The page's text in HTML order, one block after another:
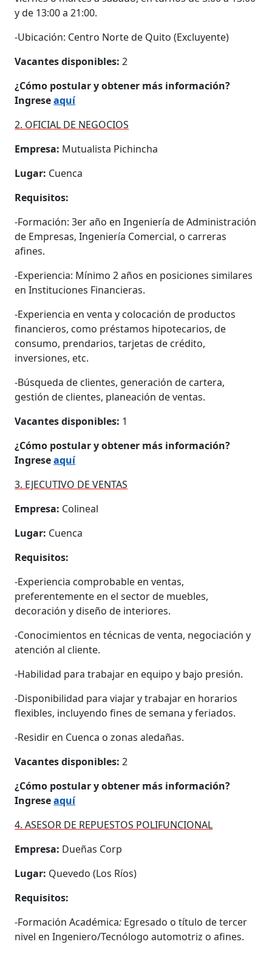
y de 13:00 a 21:00.
-Ubicación: Centro Norte de Quito (Excluyente)
Vacantes disponibles:2
¿Cómo postular y obtener más información?
Ingreseaquí
2. OFICIAL DE NEGOCIOS
Empresa: Mutualista Pichincha
Lugar: Cuenca
Requisitos:
-Formación: 3er año en Ingeniería de Administración
de Empresas, Ingeniería Comercial, o carreras
afines.
-Experiencia: Mínimo 2 años en posiciones similares
en Instituciones Financieras.
-Experiencia en venta y colocación de productos
financieros, como préstamos hipotecarios, de
consumo, prendarios, tarjetas de crédito,
inversiones, etc.
-Búsqueda de clientes, generación de cartera,
gestión de clientes, planeación de ventas.
Vacantes disponibles: 1
¿Cómo postular y obtener más información?
Ingreseaquí
3. EJECUTIVO DE VENTAS
Empresa: Colineal
Lugar: Cuenca
Requisitos:
-Experiencia comprobable en ventas,
preferentemente en el sector de muebles,
decoración y diseño de interiores.
-Conocimientos en técnicas de venta, negociación y
atención al cliente.
-Habilidad para trabajar en equipo y bajo presión.
-Disponibilidad para viajar y trabajar en horarios
flexibles, incluyendo fines de semana y feriados.
-Residir en Cuenca o zonas aledañas.
Vacantes disponibles:2
¿Cómo postular y obtener más información?
Ingreseaquí
4. ASESOR DE REPUESTOS POLIFUNCIONAL
Empresa: Dueñas Corp
Lugar: Quevedo (Los Ríos)
Requisitos:
-Formación Académica: Egresado o título de tercer
nivel en Ingeniero/Tecnólogo automotriz o afines.